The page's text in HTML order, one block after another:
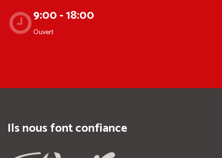
9:00 - 18:00
Ouvert
Ils nous font confiance